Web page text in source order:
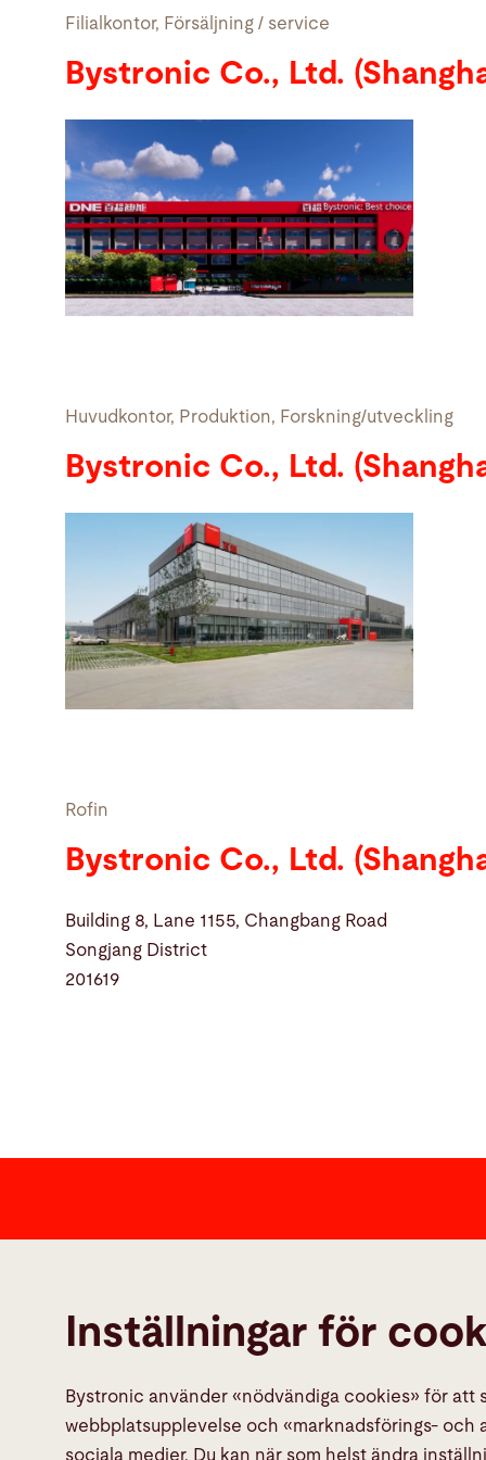
Filialkontor, Försäljning / service
Bystronic Co., Ltd.
Huvudkontor, Produktion, Forskning/utveckling
Bystronic Co., Ltd.
Rofin
Bystronic Co., Ltd.
Building 8, Lane 1155, Changbang Road
Songjang District
201619
2200 West Central Road
Hoffman Estates, IL 60192
United States
Kontakt
Inställningar för
Bystronic använder «nödvändiga cookies» för
webbplatsupplevelse och «marknadsförings- och
sociala medier. Du kan när som helst ändra